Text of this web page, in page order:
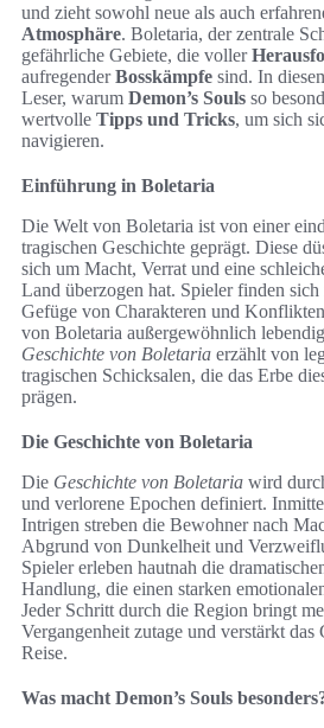
und zieht sowohl neue als auch
Atmosphäre. Boletaria, der zentrale
gefährliche Gebiete, die voller
aufregenderBosskämpfe sind. In
Leser, warum Demon’s Souls so
wertvolle Tipps und Tricks, um sich
navigieren.
Einführung in Boletaria
Die Welt von Boletaria ist von einer
tragischen Geschichte geprägt. Diese
sich um Macht, Verrat und eine
Land überzogen hat. Spieler finden
Gefüge von Charakteren und
von Boletaria außergewöhnlich
Geschichte von Boletaria erzählt von
tragischen Schicksalen, die das Erbe
prägen.
Die Geschichte von Boletaria
Die Geschichte von Boletaria wird
und verlorene Epochen definiert.
Intrigen streben die Bewohner nach
Abgrund von Dunkelheit und
Spieler erleben hautnah die
Handlung, die einen starken
Jeder Schritt durch die Region bringt
Vergangenheit zutage und verstärkt das
Reise.
Was macht Demon’s Souls